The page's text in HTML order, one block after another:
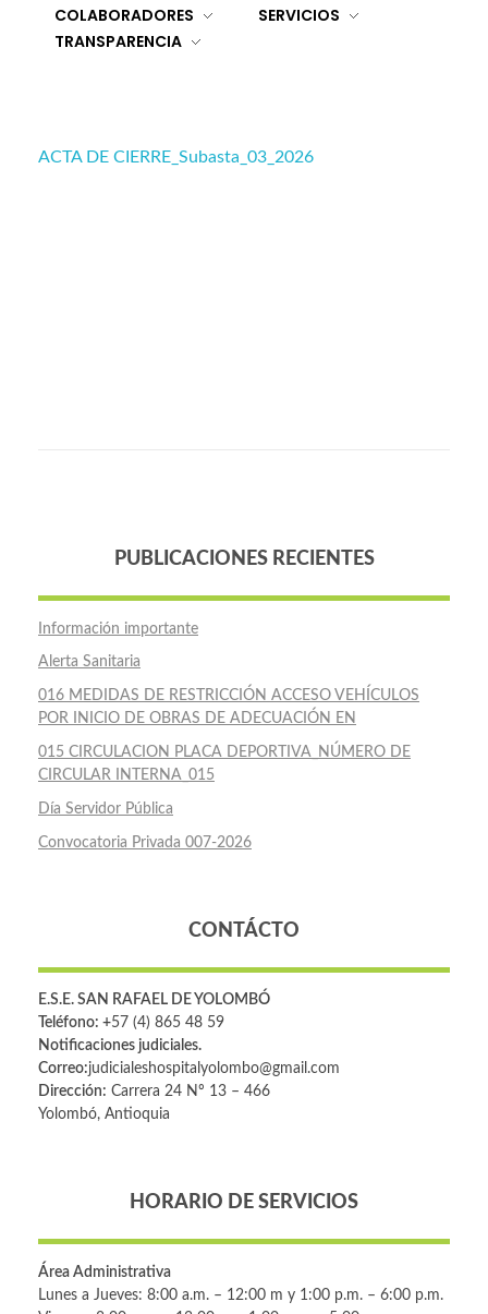
COLABORADORES
SERVICIOS
TRANSPARENCIA
ACTA DE CIERRE_Subasta_03_2026
PUBLICACIONES RECIENTES
Información importante
Alerta Sanitaria
016 MEDIDAS DE RESTRICCIÓN ACCESO VEHÍCULOS
POR INICIO DE OBRAS DE ADECUACIÓN EN
015 CIRCULACION PLACA DEPORTIVA_NÚMERO DE
CIRCULAR INTERNA_015
Día Servidor Pública
Convocatoria Privada 007-2026
CONTÁCTO
E.S.E. SAN RAFAEL DE YOLOMBÓ
Teléfono: +57 (4) 865 48 59
Notificaciones judiciales.
Correo:judicialeshospitalyolombo@gmail.com
Dirección: Carrera 24 Nº 13 – 466
Yolombó, Antioquia
HORARIO DE SERVICIOS
Área Administrativa
Lunes a Jueves: 8:00 a.m. – 12:00 m y 1:00 p.m. – 6:00 p.m.